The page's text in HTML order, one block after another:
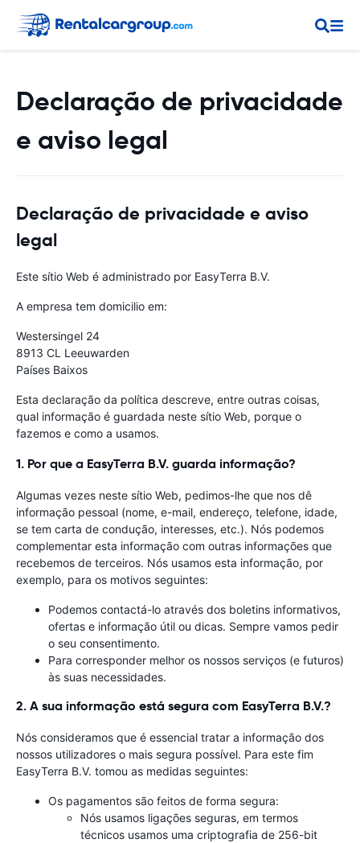
Declaração de privacidade
e aviso legal
Declaração de privacidade e aviso
legal
Este sítio Web é administrado por EasyTerra B.V.
A empresa tem domicilio em:
Westersingel 24
8913 CL Leeuwarden
Países Baixos
Esta declaração da política descreve, entre outras coisas,
qual informação é guardada neste sítio Web, porque o
fazemos e como a usamos.
1. Por que a EasyTerra B.V. guarda informação?
Algumas vezes neste sítio Web, pedimos-lhe que nos dê
informação pessoal (nome, e-mail, endereço, telefone, idade,
se tem carta de condução, interesses, etc.). Nós podemos
complementar esta informação com outras informações que
recebemos de terceiros. Nós usamos esta informação, por
exemplo, para os motivos seguintes:
Podemos contactá-lo através dos boletins informativos,
ofertas e informação útil ou dicas. Sempre vamos pedir
o seu consentimento.
Para corresponder melhor os nossos serviços (e futuros)
às suas necessidades.
2. A sua informação está segura com EasyTerra B.V.?
Nós consideramos que é essencial tratar a informação dos
nossos utilizadores o mais segura possível. Para este fim
EasyTerra B.V. tomou as medidas seguintes:
Os pagamentos são feitos de forma segura:
Nós usamos ligações seguras, em termos
técnicos usamos uma criptografia de 256-bit